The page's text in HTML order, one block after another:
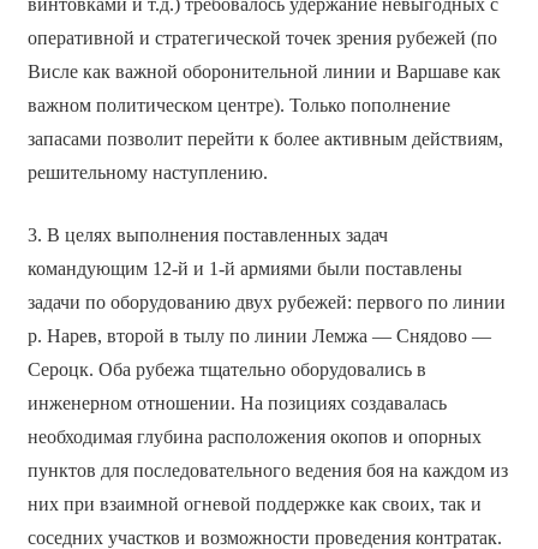
оперативной и стратегической точек зрения рубежей (по
Висле как важной оборонительной линии и Варшаве как
важном политическом центре). Только пополнение
запасами позволит перейти к более активным действиям,
решительному наступлению.
3. В целях выполнения поставленных задач
командующим 12-й и 1-й армиями были поставлены
задачи по оборудованию двух рубежей: первого по линии
р. Нарев, второй в тылу по линии Лемжа — Снядово —
Сероцк. Оба рубежа тщательно оборудовались в
инженерном отношении. На позициях создавалась
необходимая глубина расположения окопов и опорных
пунктов для последовательного ведения боя на каждом из
них при взаимной огневой поддержке как своих, так и
соседних участков и возможности проведения контратак.